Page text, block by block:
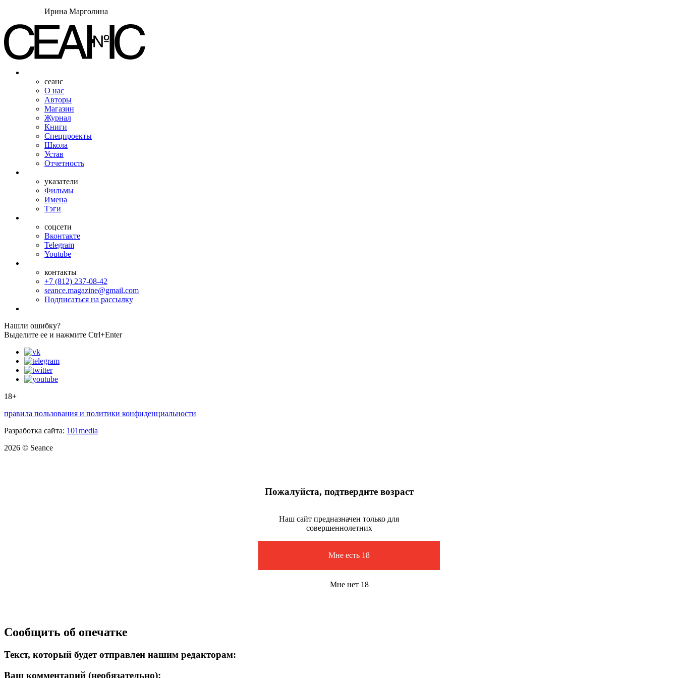
Ирина Марголина
сеанс
О нас
Авторы
Магазин
Журнал
Книги
Спецпроекты
Школа
Устав
Отчетность
указатели
Фильмы
Имена
Тэги
соцсети
Вконтакте
Telegram
Youtube
контакты
+7 (812) 237-08-42
seance.magazine@gmail.com
Подписаться на рассылку
Нашли ошибку?
Выделите ее и нажмите Ctrl+Enter
18+
правила пользования и политики конфиденциальности
Разработка сайта: 101media
2026 © Seance
Пожалуйста, подтвердите возраст
Наш сайт предназначен только для
совершеннолетних
Мне есть 18
Мне нет 18
Сообщить об опечатке
Текст, который будет отправлен нашим редакторам:
Ваш комментарий (необязательно):